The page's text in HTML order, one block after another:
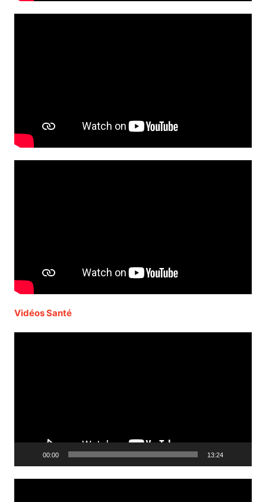
Vidéos Santé
00:00 13:24